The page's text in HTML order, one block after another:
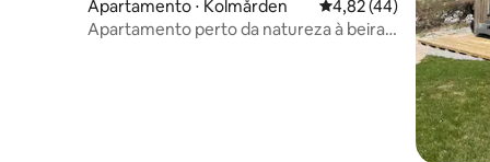
Apartamento ⋅ Kolmården 4,82 de uma avaliação
4,82 (44)
Apartamento perto da natureza à beira-